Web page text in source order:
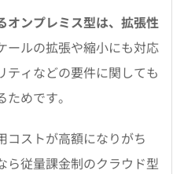
オンプレミス型は、拡張性
ールの拡張や縮小にも対応
ティなどの要件に関しても
めです。
コストが高額になりがち
ら従量課金制のクラウド型